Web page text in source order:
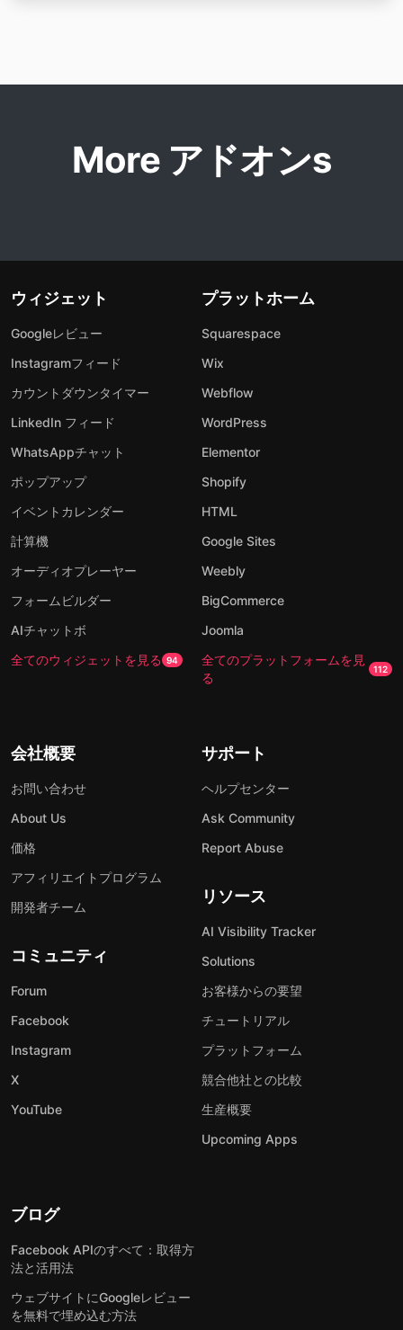
More アドオンs
ウィジェット
Googleレビュー
Instagramフィード
カウントダウンタイマー
LinkedIn フィード
WhatsAppチャット
ポップアップ
イベントカレンダー
計算機
オーディオプレーヤー
フォームビルダー
AIチャットボ
全てのウィジェットを見る 94
プラットホーム
Squarespace
Wix
Webflow
WordPress
Elementor
Shopify
HTML
Google Sites
Weebly
BigCommerce
Joomla
全てのプラットフォームを見
る
112
会社概要
お問い合わせ
About Us
価格
アフィリエイトプログラム
開発者チーム
コミュニティ
Forum
Facebook
Instagram
X
YouTube
サポート
ヘルプセンター
Ask Community
Report Abuse
リソース
AI Visibility Tracker
Solutions
お客様からの要望
チュートリアル
プラットフォーム
競合他社との比較
生産概要
Upcoming Apps
ブログ
Facebook APIのすべて：取得方
法と活用法
ウェブサイトにGoogleレビュー
を無料で埋め込む方法